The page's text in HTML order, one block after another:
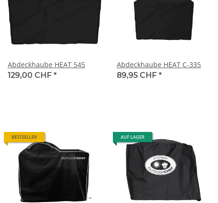
Abdeckhaube HEAT 545
129,00 CHF *
Abdeckhaube HEAT C-335
89,95 CHF *
BESTSELLER AUF LAGER